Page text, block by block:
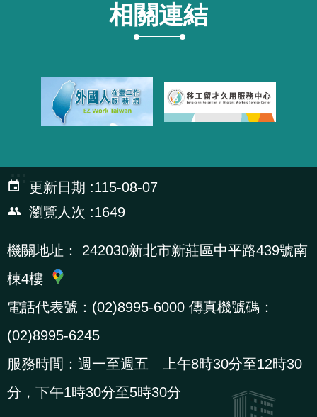
相關連結
:::
更新日期
115-08-07
瀏覽人次
1649
機關地址：
242030新北市新莊區中平路439號南
棟4樓
電話代表號：(02)8995-6000 傳真機號碼：
(02)8995-6245
服務時間：週一至週五 上午8時30分至12時30
分，下午1時30分至5時30分